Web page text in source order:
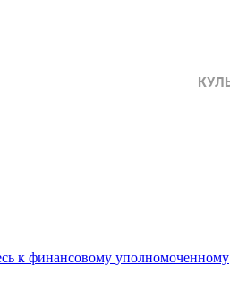
к финансовому уполномоченному